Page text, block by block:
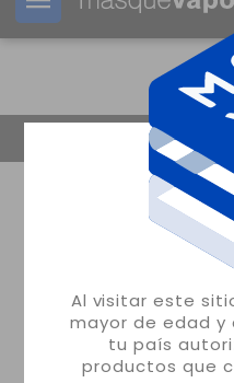
Al visitar este
mayor de edad y
tu país
productos que
Tu pedido puede ser